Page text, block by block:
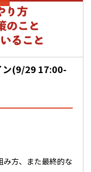
ン(9/29 17:00-
み方、また最終的な